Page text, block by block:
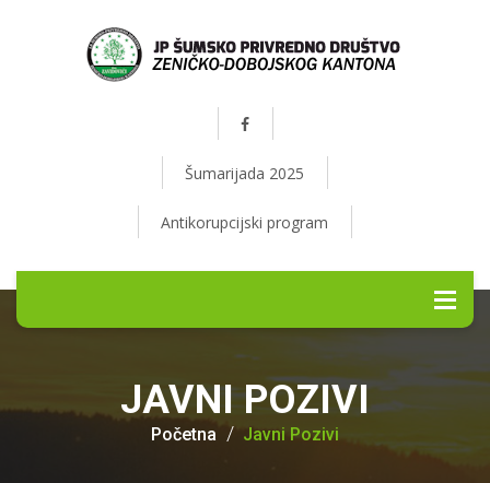
Šumarijada 2025
Antikorupcijski program
JAVNI POZIVI
Početna Javni Pozivi